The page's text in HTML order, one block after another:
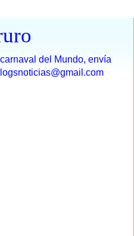
del Mundo, envía